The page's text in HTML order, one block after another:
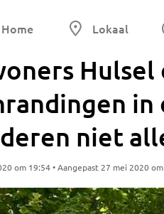
Home Lokaal
Hulsel
niet
om 19:54 • Aangepast 27 mei 2020